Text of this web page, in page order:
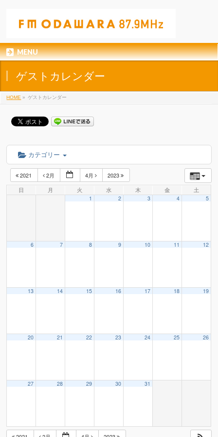
MENU
ゲストカレンダー
HOME » ゲストカレンダー
カテゴリー
2021 2月 4月
2023
日
月 火 水 木 金 土
1 2 3 4 5
6 7 8 9 10 11 12
13 14 15 16 17 18 19
20 21 22 23 24 25 26
27 28 29 30 31